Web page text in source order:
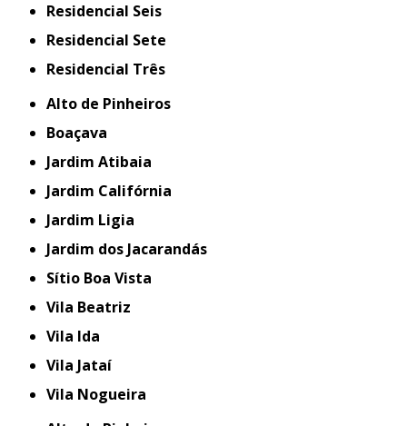
Residencial Seis
Residencial Sete
Residencial Três
Alto de Pinheiros
Boaçava
Jardim Atibaia
Jardim Califórnia
Jardim Ligia
Jardim dos Jacarandás
Sítio Boa Vista
Vila Beatriz
Vila Ida
Vila Jataí
Vila Nogueira